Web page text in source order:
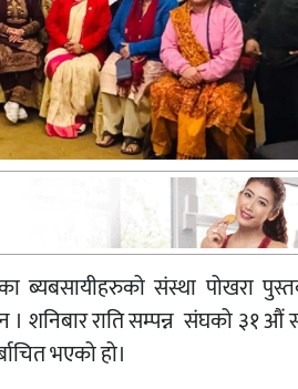
ब्यबसायीहरुको संस्था पोखरा
। शनिबार राति सम्पन्न संघको ३१ औं
भएको हो।